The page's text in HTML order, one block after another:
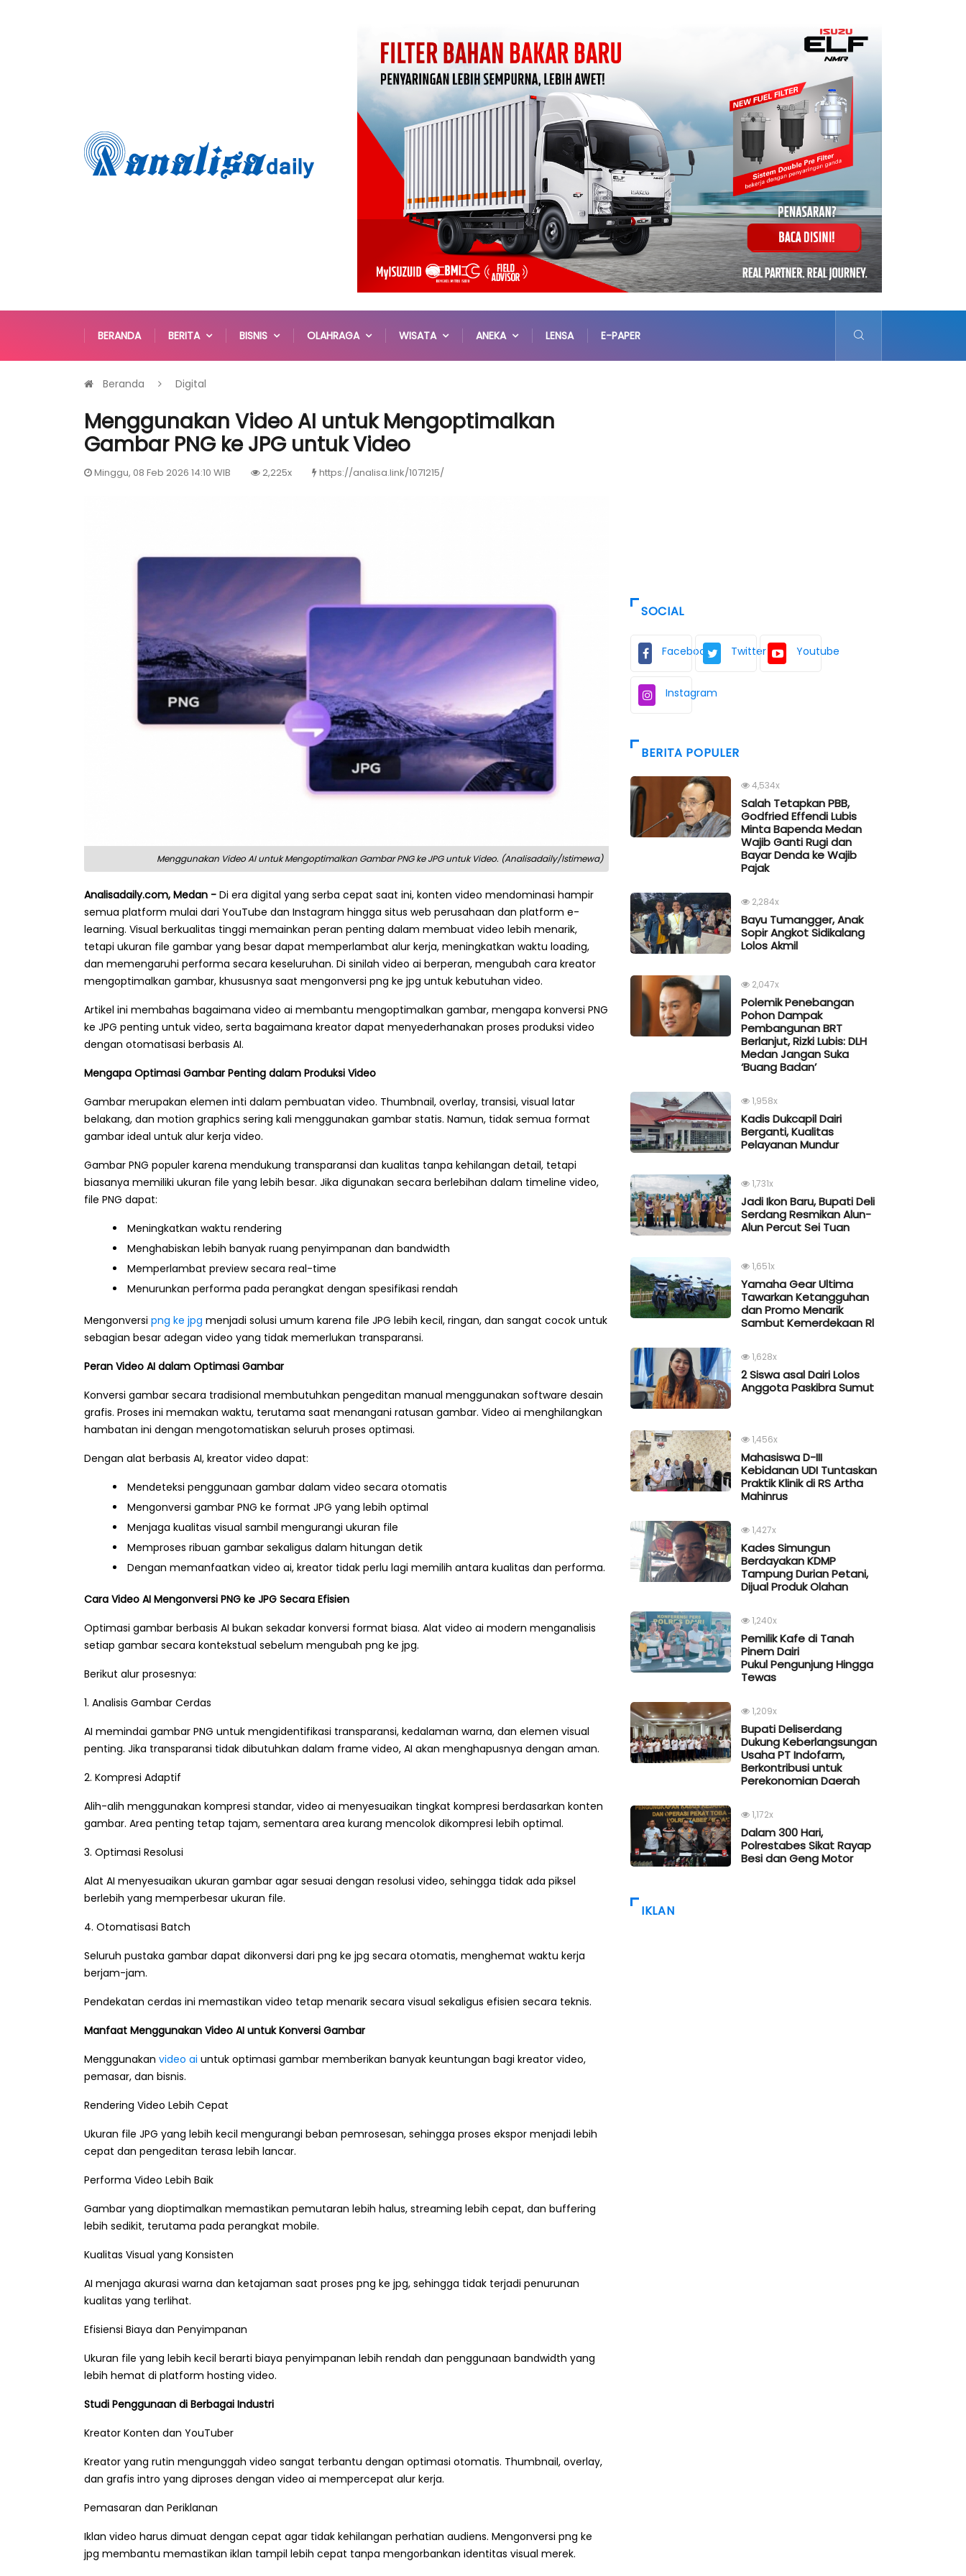
BERANDA BERITA BISNIS OLAHRAGA WISATA ANEKA LENSA E-PAPER
Beranda Digital
Menggunakan Video AI untuk Mengoptimalkan
Gambar PNG ke JPG untuk Video
Minggu, 08 Feb 2026 14:10 WIB 2,225x https://analisa.link/1071215/
Menggunakan Video AI untuk Mengoptimalkan Gambar PNG ke JPG untuk Video. (Analisadaily/Istimewa)
Analisadaily.com, Medan - Di era digital yang serba cepat saat ini, konten video mendominasi hampir
semua platform mulai dari YouTube dan Instagram hingga situs web perusahaan dan platform e-
learning. Visual berkualitas tinggi memainkan peran penting dalam membuat video lebih menarik,
tetapi ukuran file gambar yang besar dapat memperlambat alur kerja, meningkatkan waktu loading,
dan memengaruhi performa secara keseluruhan. Di sinilah video ai berperan, mengubah cara kreator
mengoptimalkan gambar, khususnya saat mengonversi png ke jpg untuk kebutuhan video.
Artikel ini membahas bagaimana video ai membantu mengoptimalkan gambar, mengapa konversi PNG
ke JPG penting untuk video, serta bagaimana kreator dapat menyederhanakan proses produksi video
dengan otomatisasi berbasis AI.
Mengapa Optimasi Gambar Penting dalam Produksi Video
Gambar merupakan elemen inti dalam pembuatan video. Thumbnail, overlay, transisi, visual latar
belakang, dan motion graphics sering kali menggunakan gambar statis. Namun, tidak semua format
gambar ideal untuk alur kerja video.
Gambar PNG populer karena mendukung transparansi dan kualitas tanpa kehilangan detail, tetapi
biasanya memiliki ukuran file yang lebih besar. Jika digunakan secara berlebihan dalam timeline video,
file PNG dapat:
Meningkatkan waktu rendering
Menghabiskan lebih banyak ruang penyimpanan dan bandwidth
Memperlambat preview secara real-time
Menurunkan performa pada perangkat dengan spesifikasi rendah
Mengonversi png ke jpg menjadi solusi umum karena file JPG lebih kecil, ringan, dan sangat cocok untuk
sebagian besar adegan video yang tidak memerlukan transparansi.
Peran Video AI dalam Optimasi Gambar
Konversi gambar secara tradisional membutuhkan pengeditan manual menggunakan software desain
grafis. Proses ini memakan waktu, terutama saat menangani ratusan gambar. Video ai menghilangkan
hambatan ini dengan mengotomatiskan seluruh proses optimasi.
Dengan alat berbasis AI, kreator video dapat:
Mendeteksi penggunaan gambar dalam video secara otomatis
Mengonversi gambar PNG ke format JPG yang lebih optimal
Menjaga kualitas visual sambil mengurangi ukuran file
Memproses ribuan gambar sekaligus dalam hitungan detik
Dengan memanfaatkan video ai, kreator tidak perlu lagi memilih antara kualitas dan performa.
Cara Video AI Mengonversi PNG ke JPG Secara Efisien
Optimasi gambar berbasis AI bukan sekadar konversi format biasa. Alat video ai modern menganalisis
setiap gambar secara kontekstual sebelum mengubah png ke jpg.
Berikut alur prosesnya:
1. Analisis Gambar Cerdas
AI memindai gambar PNG untuk mengidentifikasi transparansi, kedalaman warna, dan elemen visual
penting. Jika transparansi tidak dibutuhkan dalam frame video, AI akan menghapusnya dengan aman.
2. Kompresi Adaptif
Alih-alih menggunakan kompresi standar, video ai menyesuaikan tingkat kompresi berdasarkan konten
gambar. Area penting tetap tajam, sementara area kurang mencolok dikompresi lebih optimal.
3. Optimasi Resolusi
Alat AI menyesuaikan ukuran gambar agar sesuai dengan resolusi video, sehingga tidak ada piksel
berlebih yang memperbesar ukuran file.
4. Otomatisasi Batch
Seluruh pustaka gambar dapat dikonversi dari png ke jpg secara otomatis, menghemat waktu kerja
berjam-jam.
Pendekatan cerdas ini memastikan video tetap menarik secara visual sekaligus efisien secara teknis.
Manfaat Menggunakan Video AI untuk Konversi Gambar
Menggunakan video ai untuk optimasi gambar memberikan banyak keuntungan bagi kreator video,
pemasar, dan bisnis.
Rendering Video Lebih Cepat
Ukuran file JPG yang lebih kecil mengurangi beban pemrosesan, sehingga proses ekspor menjadi lebih
cepat dan pengeditan terasa lebih lancar.
Performa Video Lebih Baik
Gambar yang dioptimalkan memastikan pemutaran lebih halus, streaming lebih cepat, dan buffering
lebih sedikit, terutama pada perangkat mobile.
Kualitas Visual yang Konsisten
AI menjaga akurasi warna dan ketajaman saat proses png ke jpg, sehingga tidak terjadi penurunan
kualitas yang terlihat.
Efisiensi Biaya dan Penyimpanan
Ukuran file yang lebih kecil berarti biaya penyimpanan lebih rendah dan penggunaan bandwidth yang
lebih hemat di platform hosting video.
Studi Penggunaan di Berbagai Industri
Kreator Konten dan YouTuber
Kreator yang rutin mengunggah video sangat terbantu dengan optimasi otomatis. Thumbnail, overlay,
dan grafis intro yang diproses dengan video ai mempercepat alur kerja.
Pemasaran dan Periklanan
Iklan video harus dimuat dengan cepat agar tidak kehilangan perhatian audiens. Mengonversi png ke
jpg membantu memastikan iklan tampil lebih cepat tanpa mengorbankan identitas visual merek.
SOCIAL
Facebook Twitter Youtube
Instagram
BERITA POPULER
4,534x
Salah Tetapkan PBB,
Godfried Effendi Lubis
Minta Bapenda Medan
Wajib Ganti Rugi dan
Bayar Denda ke Wajib
Pajak
2,284x
Bayu Tumangger, Anak
Sopir Angkot Sidikalang
Lolos Akmil
2,047x
Polemik Penebangan
Pohon Dampak
Pembangunan BRT
Berlanjut, Rizki Lubis: DLH
Medan Jangan Suka
‘Buang Badan’
1,958x
Kadis Dukcapil Dairi
Berganti, Kualitas
Pelayanan Mundur
1,731x
Jadi Ikon Baru, Bupati Deli
Serdang Resmikan Alun-
Alun Percut Sei Tuan
1,651x
Yamaha Gear Ultima
Tawarkan Ketangguhan
dan Promo Menarik
Sambut Kemerdekaan Rl
1,628x
2 Siswa asal Dairi Lolos
Anggota Paskibra Sumut
1,456x
Mahasiswa D-III
Kebidanan UDI Tuntaskan
Praktik Klinik di RS Artha
Mahinrus
1,427x
Kades Simungun
Berdayakan KDMP
Tampung Durian Petani,
Dijual Produk Olahan
1,240x
Pemilik Kafe di Tanah
Pinem Dairi
Pukul Pengunjung Hingga
Tewas
1,209x
Bupati Deliserdang
Dukung Keberlangsungan
Usaha PT Indofarm,
Berkontribusi untuk
Perekonomian Daerah
1,172x
Dalam 300 Hari,
Polrestabes Sikat Rayap
Besi dan Geng Motor
IKLAN